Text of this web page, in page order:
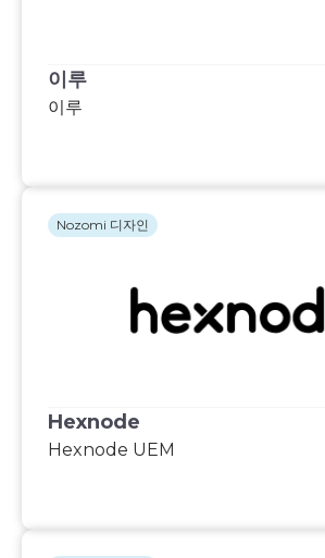
이루
이루
Hexnode
Hexnode UEM
Nozomi 디자인